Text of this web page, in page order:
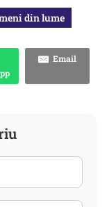
din lume
Email